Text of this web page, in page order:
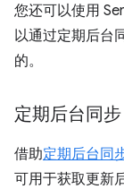
您还可以使用
以通过定期后台
的。
定期后台同步
借助定期后台同
可用于获取更新